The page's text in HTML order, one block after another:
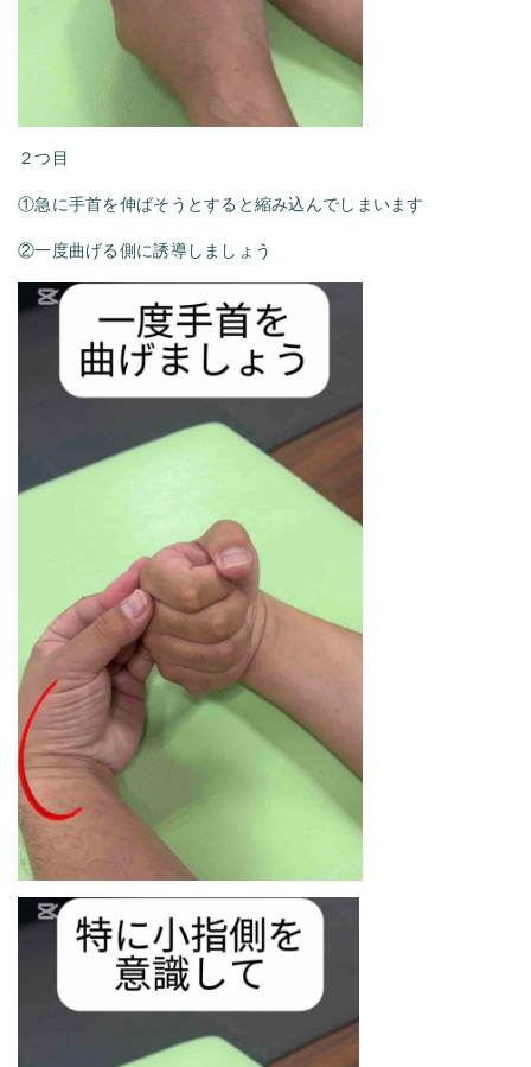
２つ目
①急に手首を伸ばそうとすると縮み込んでしまいます
②一度曲げる側に誘導しましょう